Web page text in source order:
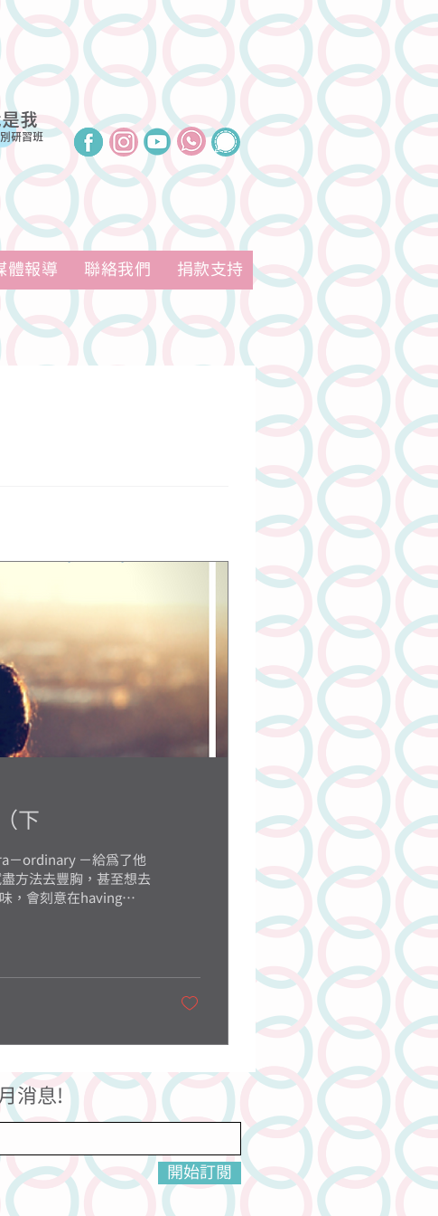
我
研習班
體報導 聯絡我們 捐款支持
下
－ordinary －給為了他
，會刻意在having
消息!
開始訂閱